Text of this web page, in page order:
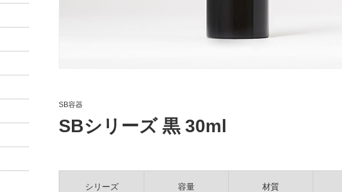
SB容器
SBシリーズ 黒 30ml
シリーズ 容量 材質